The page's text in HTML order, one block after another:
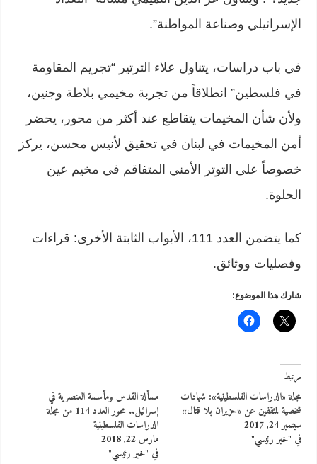
الإسرائيلي وصناعة المواطنة”.
في باب دراسات، يتناول علاء الترتير “تجريم المقاومة
في فلسطين” انطلاقاً من تجربة مخيمي بلاطة وجنين،
ولأن شأن المخيمات يتقاطع عند أكثر من محور، يحضر
أمن المخيمات في لبنان في تحقيق لأنيس محسن، يركز
خصوصاً على التوتر الأمني المتفاقم في مخيم عين
الحلوة.
كما يتضمن العدد 111، الأبواب الثابتة الأخرى: قراءات
وفصليات ووثائق.
شارك هذا الموضوع:
مرتبط
مجلة «الدراسات الفلسطينية»: شهادات
شخصية لمثقفين عن «حزيران بلا قتال»
سبتمبر 24, 2017
في "خبر رئيسي"
مسألة القدس ومأسسة العنصرية في
إسرائيل.. محور العدد 114 من مجلة
الدراسات الفلسطينية
مارس 22, 2018
في "خبر رئيسي"